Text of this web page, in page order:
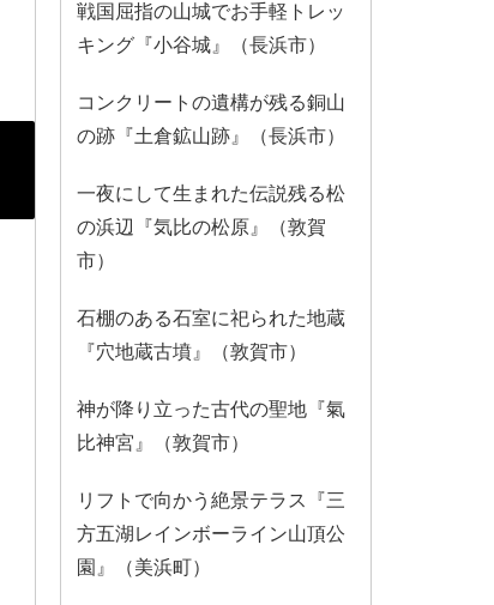
戦国屈指の山城でお手軽トレッ
キング『小谷城』（長浜市）
コンクリートの遺構が残る銅山
の跡『土倉鉱山跡』（長浜市）
一夜にして生まれた伝説残る松
の浜辺『気比の松原』（敦賀
市）
石棚のある石室に祀られた地蔵
『穴地蔵古墳』（敦賀市）
神が降り立った古代の聖地『氣
比神宮』（敦賀市）
リフトで向かう絶景テラス『三
方五湖レインボーライン山頂公
園』（美浜町）